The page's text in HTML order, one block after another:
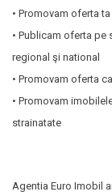
• Promovam oferta
• Publicam oferta
regional şi national
• Promovam oferta
• Promovam
strainatate
Agentia Euro Imobil